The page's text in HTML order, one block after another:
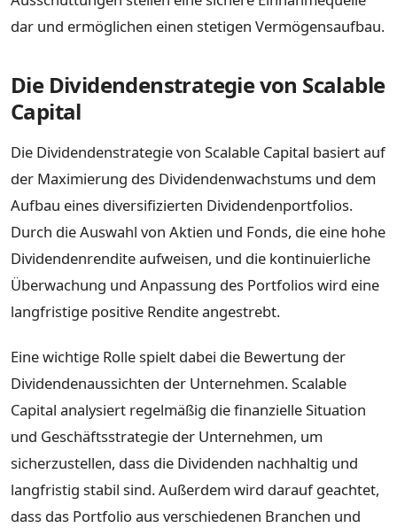
dar und ermöglichen einen stetigen Vermögensaufbau.
Die Dividendenstrategie von Scalable
Capital
Die Dividendenstrategie von Scalable Capital basiert auf
der Maximierung des Dividendenwachstums und dem
Aufbau eines diversifizierten Dividendenportfolios.
Durch die Auswahl von Aktien und Fonds, die eine hohe
Dividendenrendite aufweisen, und die kontinuierliche
Überwachung und Anpassung des Portfolios wird eine
langfristige positive Rendite angestrebt.
Eine wichtige Rolle spielt dabei die Bewertung der
Dividendenaussichten der Unternehmen. Scalable
Capital analysiert regelmäßig die finanzielle Situation
und Geschäftsstrategie der Unternehmen, um
sicherzustellen, dass die Dividenden nachhaltig und
langfristig stabil sind. Außerdem wird darauf geachtet,
dass das Portfolio aus verschiedenen Branchen und